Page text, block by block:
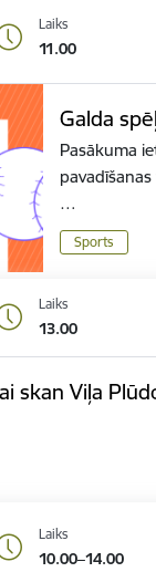
Laiks
11.00
Galda
Pasākuma
…
Sports
Laiks
13.00
skan Viļa
Laiks
10.00–14.00